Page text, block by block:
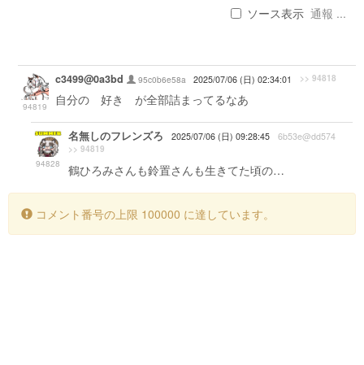
ソース表示 通報 ...
94819
c3499@0a3bd 95c0b6e58a 2025/07/06 (日) 02:34:01 >> 94818
自分の 好き が全部詰まってるなあ
94828
名無しのフレンズろ 2025/07/06 (日) 09:28:45 6b53e@dd574
>> 94819
鶴ひろみさんも鈴置さんも生きてた頃の…
コメント番号の上限 100000 に達しています。